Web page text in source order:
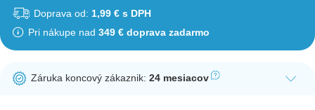
Doprava od: 1,99 € s DPH
Pri nákupe nad 349 € doprava zadarmo
Záruka koncový zákaznik:24 mesiacov